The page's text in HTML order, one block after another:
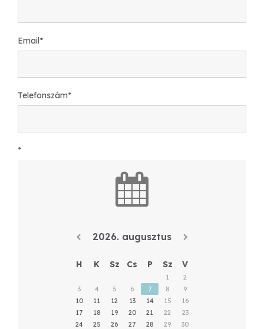
Email*
Telefonszám*
*
2026. augusztus
H K Sz Cs P Sz V
1
2
3
4 5 6 7 8
9
10
11 12 13 14 15
16
17
18 19 20 21 22
23
24
25 26 27 28 29
30